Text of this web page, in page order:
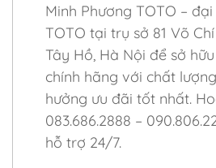
Minh Phương TOTO –
TOTO tại trụ sở 81 Võ
Tây Hồ, Hà Nội để sở
chính hãng với chất
hưởng ưu đãi tốt nhất.
083.686.2888 –
hỗ trợ 24/7.